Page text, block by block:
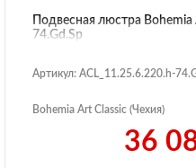
Подвесная люстра
74.Gd.Sp
Артикул: ACL_11.25.6.220.h-
Bohemia Art Classic (Чехия)
36